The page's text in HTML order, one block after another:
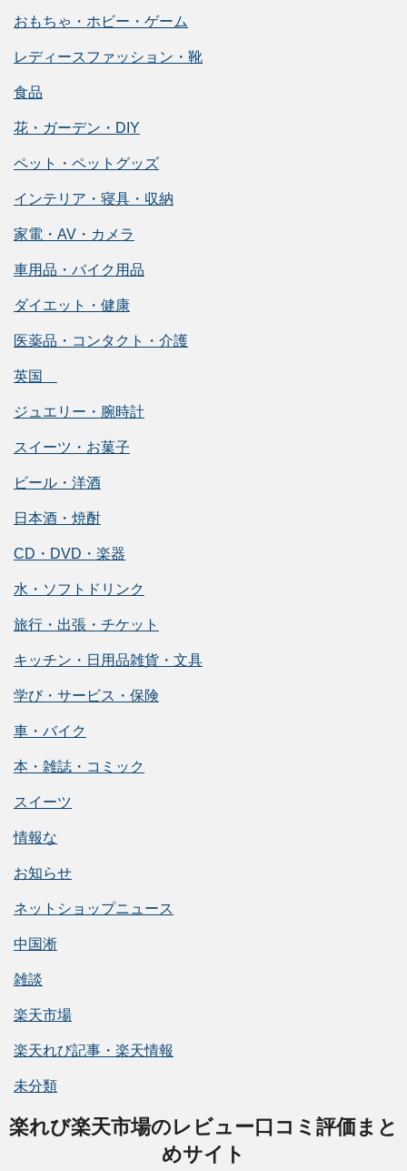
おもちゃ・ホビー・ゲーム
レディースファッション・靴
食品
花・ガーデン・DIY
ペット・ペットグッズ
インテリア・寝具・収納
家電・AV・カメラ
車用品・バイク用品
ダイエット・健康
医薬品・コンタクト・介護
英国
ジュエリー・腕時計
スイーツ・お菓子
ビール・洋酒
日本酒・焼酎
CD・DVD・楽器
水・ソフトドリンク
旅行・出張・チケット
キッチン・日用品雑貨・文具
学び・サービス・保険
車・バイク
本・雑誌・コミック
スイーツ
情報な
お知らせ
ネットショップニュース
中国淅
雑談
楽天市場
楽天れび記事・楽天情報
未分類
楽れび楽天市場のレビュー口コミ評価まと
めサイト